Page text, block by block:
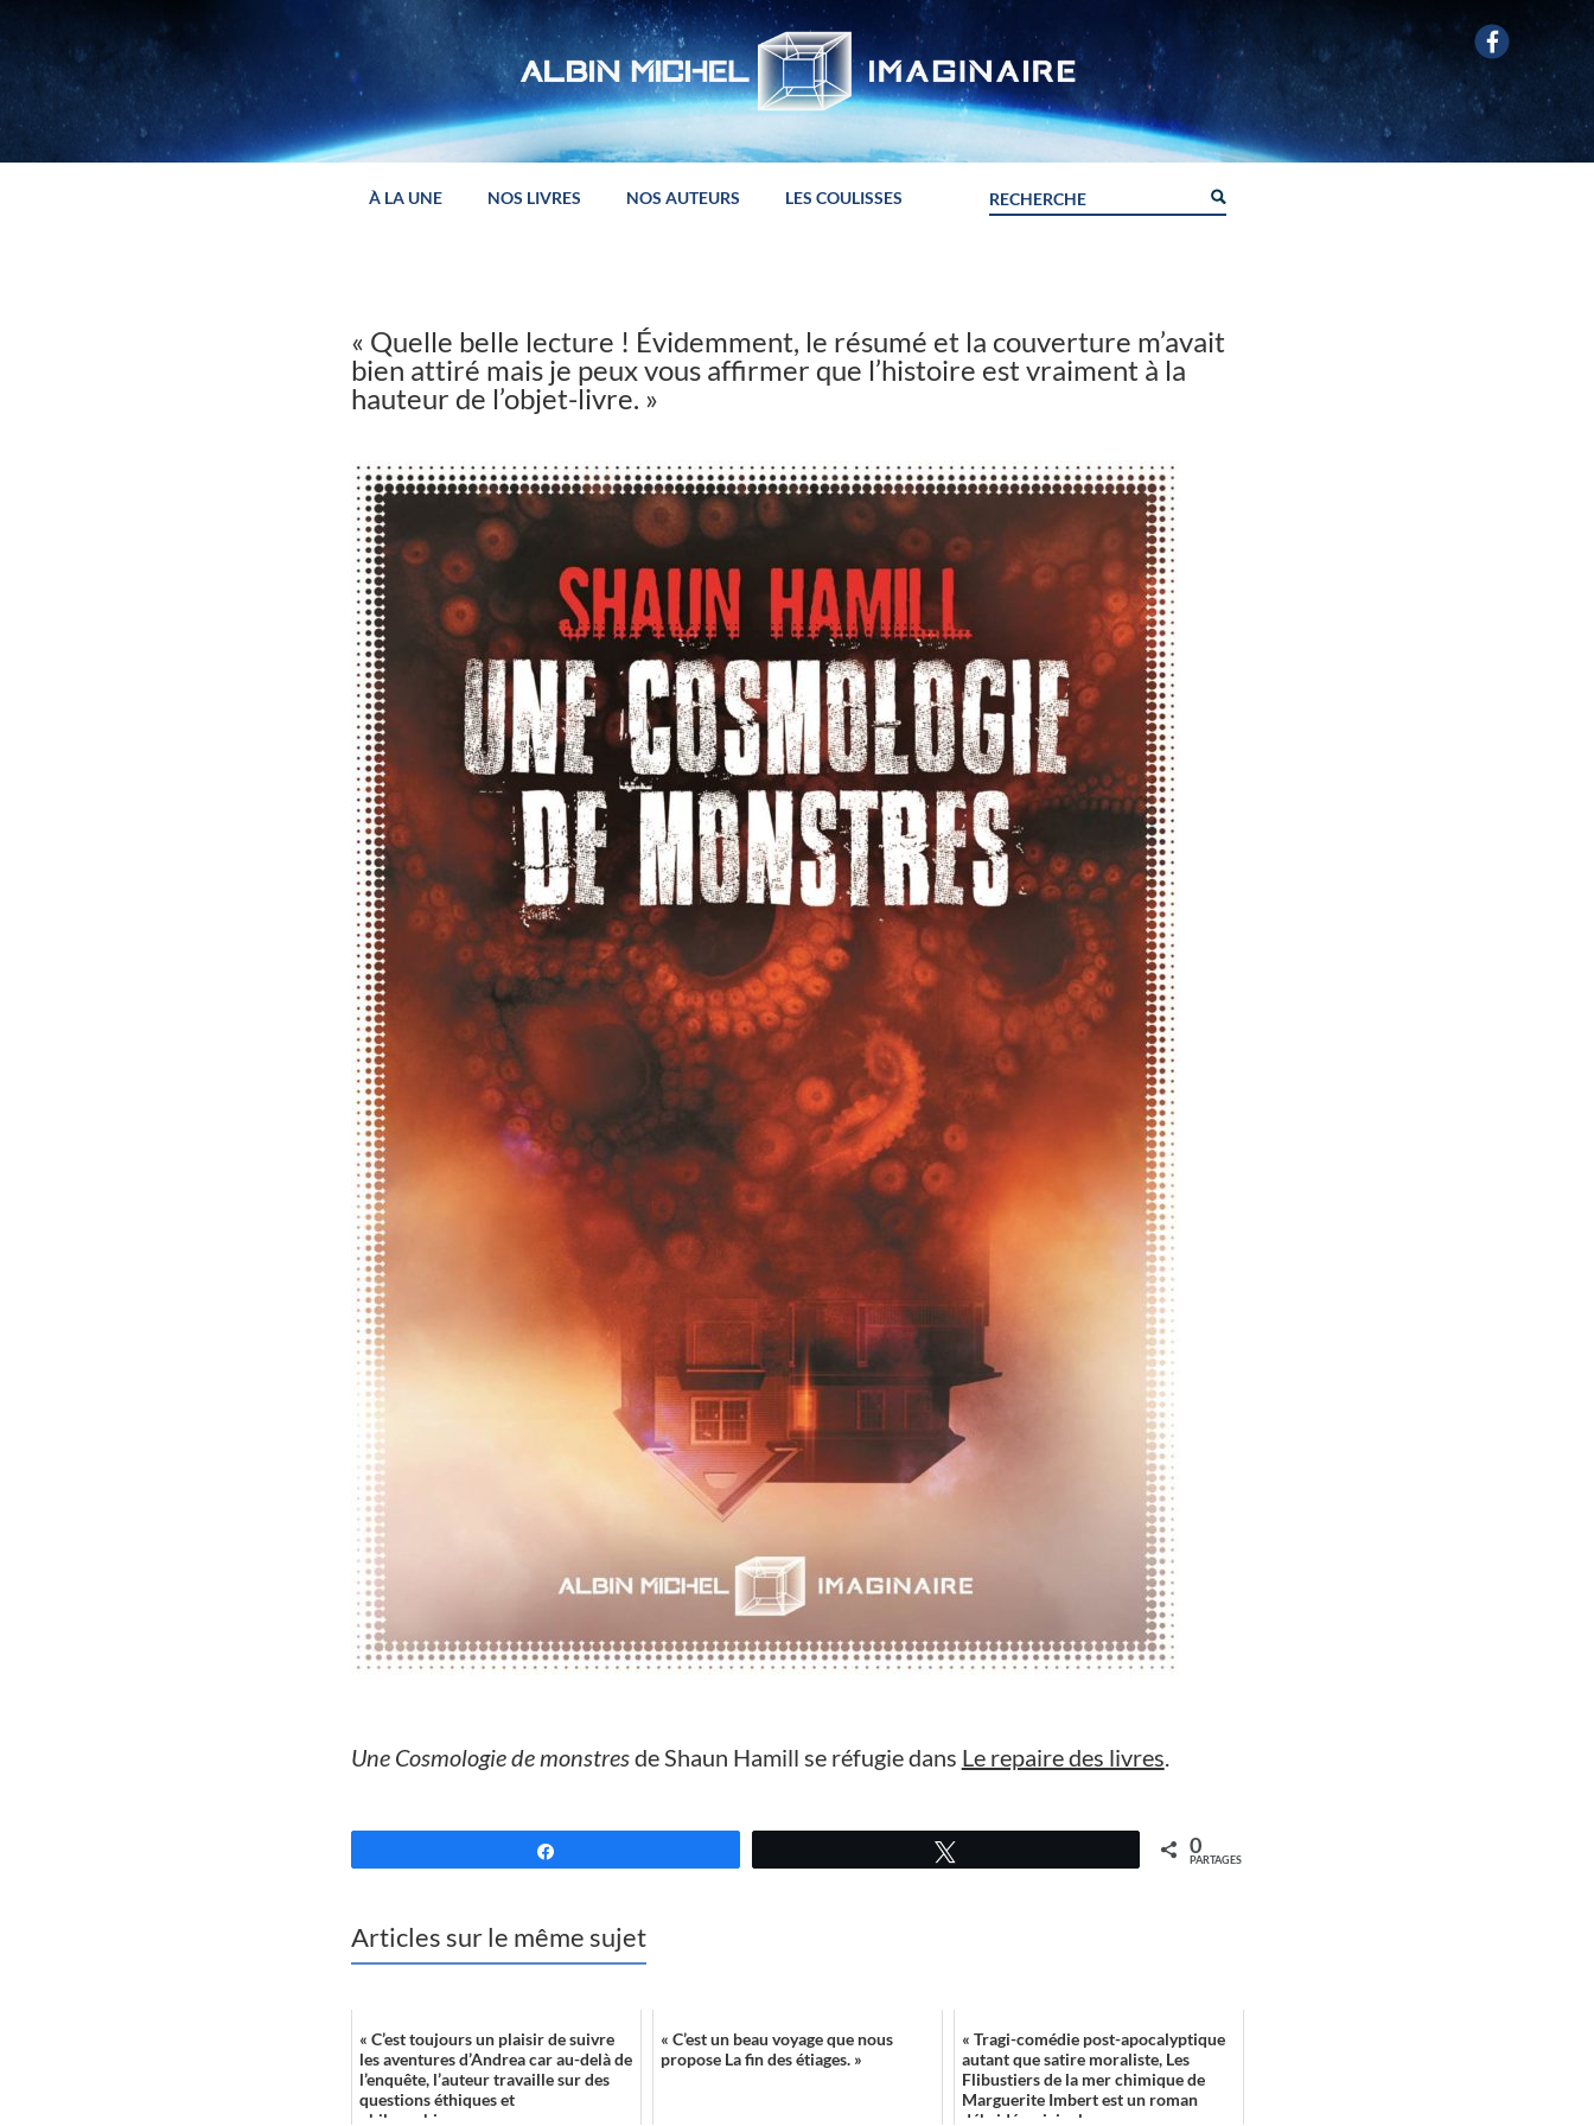
À LA UNE NOS LIVRES NOS AUTEURS LES COULISSES
« Quelle belle lecture ! Évidemment, le résumé et la couverture m’avait
bien attiré mais je peux vous affirmer que l’histoire est vraiment à la
hauteur de l’objet-livre. »
Une Cosmologie de monstresde Shaun Hamill se réfugie dans Le repaire des livres.
0
PARTAGES
Articles sur le même sujet
« C’est toujours un plaisir de suivre
les aventures d’Andrea car au-delà de
l’enquête, l’auteur travaille sur des
questions éthiques et
philosophiques...
« C’est un beau voyage que nous
propose La fin des étiages. »
« Tragi-comédie post-apocalyptique
autant que satire moraliste, Les
Flibustiers de la mer chimique de
Marguerite Imbert est un roman
débridé, original...